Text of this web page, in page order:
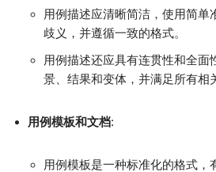
用例描述应清晰简洁，使用简单
歧义，并遵循一致的格式。
用例描述还应具有连贯性和全面
景、结果和变体，并满足所有相
用例模板和文档:
用例模板是一种标准化的格式，